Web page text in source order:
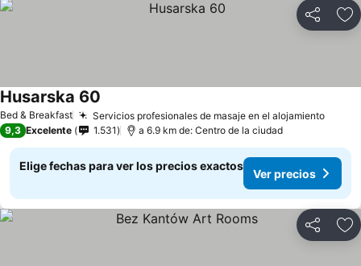
Compartir
Bed & Breakfast Servicios profesionales de masaje en el alojamientoVer
Husarska 60
9,3 Excelente 1.531 a 6.9 km de: Centro de la ciudad
Elige fechas para ver los precios exactos
Ver precios
Compartir